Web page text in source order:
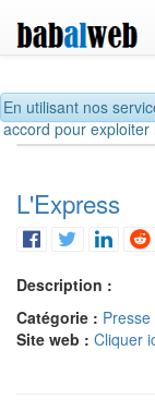
En utilisant nos
accord pour
L'Express
Description :
Catégorie :
Site web : Cliquer